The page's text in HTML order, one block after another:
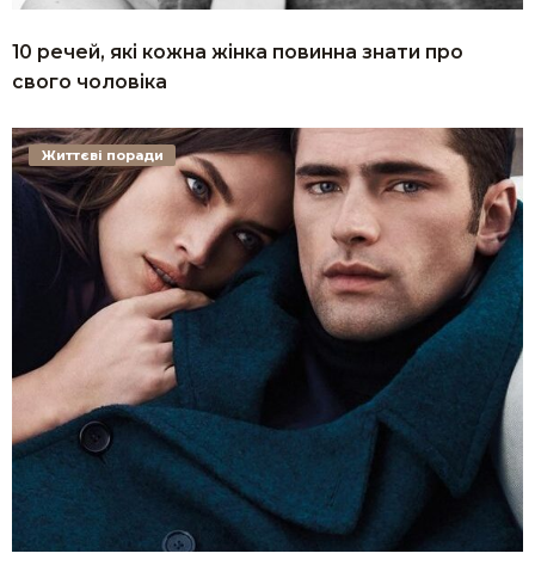
10 речей, які кожна жінка повинна знати про
свого чоловіка
Життєві поради